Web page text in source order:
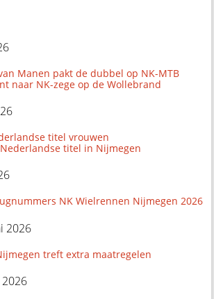
Manen pakt de dubbel op NK-MTB
naar NK-zege op de Wollebrand
titel vrouwen
titel in Nijmegen
NK Wielrennen Nijmegen 2026
2026
treft extra maatregelen